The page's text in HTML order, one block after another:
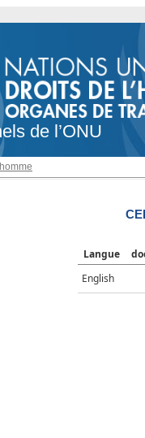
de l’ONU
Langue
English